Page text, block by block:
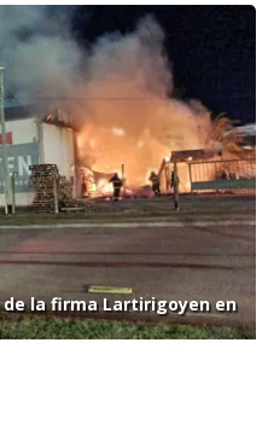
la firma Lartirigoyen en